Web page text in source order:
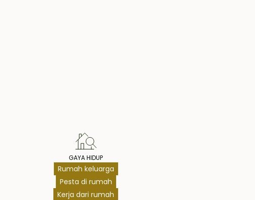
GAYA HIDUP
Rumah keluarga
Pesta di rumah
Kerja dari rumah